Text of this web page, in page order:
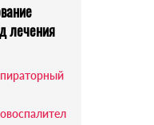
лечения